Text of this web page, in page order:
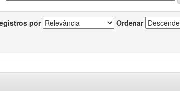
por Ordenar